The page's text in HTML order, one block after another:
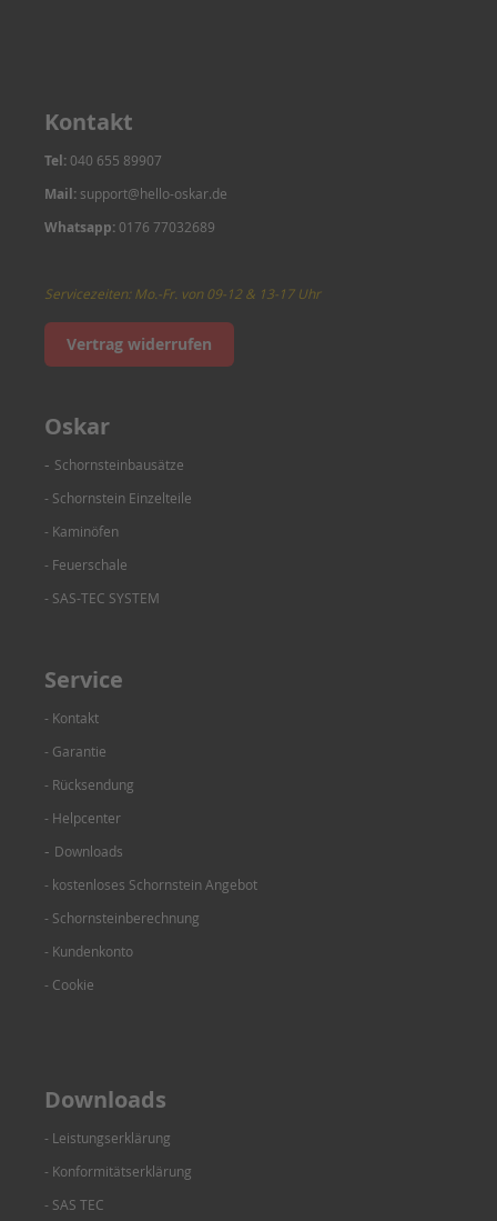
Kontakt
Tel: 040 655 89907
Mail: support@hello-oskar.de
Whatsapp: 0176 77032689
Servicezeiten: Mo.-Fr. von 09-12 & 13-17 Uhr
Vertrag widerrufen
Oskar
- Schornsteinbausätze
- Schornstein Einzelteile
- Kaminöfen
- Feuerschale
- SAS-TEC SYSTEM
Service
- Kontakt
- Garantie
- Rücksendung
- Helpcenter
- Downloads
- kostenloses Schornstein Angebot
- Schornsteinberechnung
- Kundenkonto
- Cookie
Downloads
- Leistungserklärung
- Konformitätserklärung
- SAS TEC